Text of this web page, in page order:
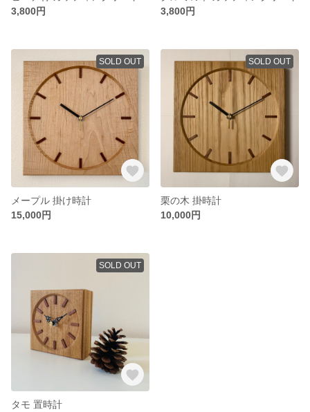
3,800円
3,800円
SOLD OUT
メープル 掛け時計
15,000円
SOLD OUT
栗の木 掛時計
10,000円
SOLD OUT
タモ 置時計